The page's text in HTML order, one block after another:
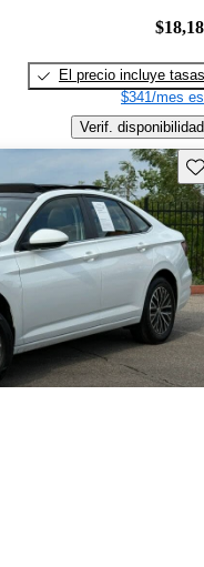
El precio incluye tasas
$341/mes
Verif. disponibilidad